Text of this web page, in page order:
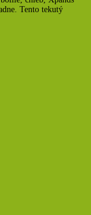
Tento tekutý